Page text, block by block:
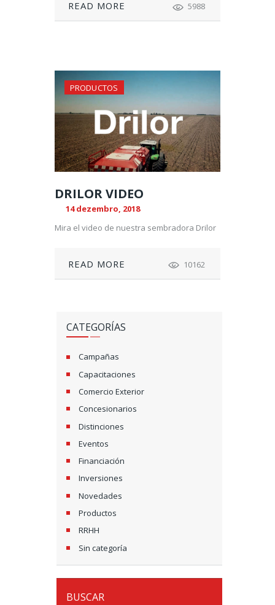
READ MORE 5988
PRODUCTOS
DRILOR VIDEO
14 dezembro, 2018
Mira el video de nuestra sembradora Drilor
READ MORE 10162
CATEGORÍAS
Campañas
Capacitaciones
Comercio Exterior
Concesionarios
Distinciones
Eventos
Financiación
Inversiones
Novedades
Productos
RRHH
Sin categoría
BUSCAR